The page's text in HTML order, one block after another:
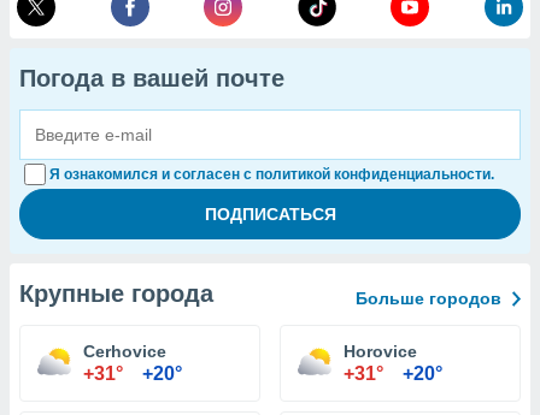
Погода в вашей почте
Я ознакомился и согласен с политикой конфиденциальности.
Крупные города Больше городов
Cerhovice
+31° +20°
Horovice
+31° +20°